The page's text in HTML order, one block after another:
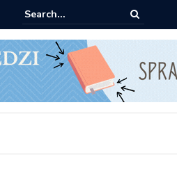
Gdzie kupić: Mieczysław Gorzka – Copycat